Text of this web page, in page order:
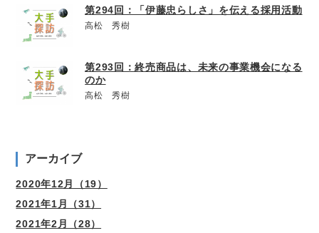
第294回：「伊藤忠らしさ」を伝える採用活動
高松 秀樹
第293回：終売商品は、未来の事業機会になる
のか
高松 秀樹
アーカイブ
2020年12月（19）
2021年1月（31）
2021年2月（28）